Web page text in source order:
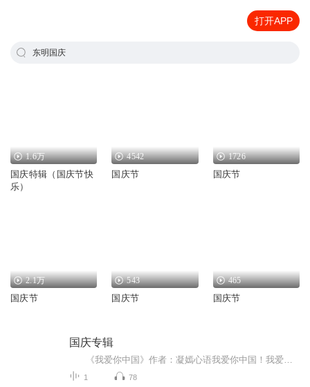
打开APP
东明国庆
1.6万
国庆特辑（国庆节快
乐）
4542
国庆节
1726
国庆节
2.1万
国庆节
543
国庆节
465
国庆节
国庆专辑
1 78